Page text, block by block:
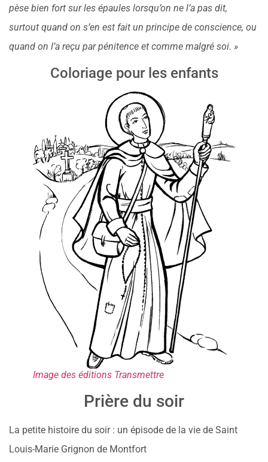
pèse bien fort sur les épaules lorsqu’on ne l’a pas dit,
surtout quand on s’en est fait un principe de conscience, ou
quand on l’a reçu par pénitence et comme malgré soi. »
Coloriage pour les enfants
Image des éditions Transmettre
Prière du soir
La petite histoire du soir : un épisode de la vie de Saint
Louis-Marie Grignon de Montfort